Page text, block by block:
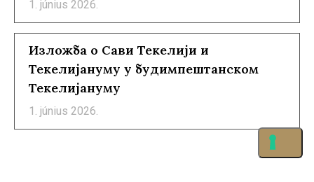
1. június 2026.
Изложба о Сави Текелији и
Текелијануму у будимпештанском
Текелијануму
1. június 2026.